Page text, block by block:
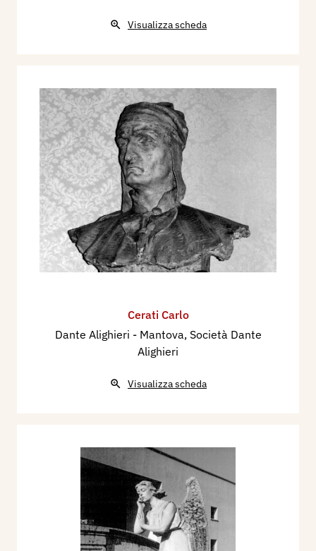
Visualizza scheda
Cerati Carlo
Dante Alighieri - Mantova, Società Dante
Alighieri
Visualizza scheda